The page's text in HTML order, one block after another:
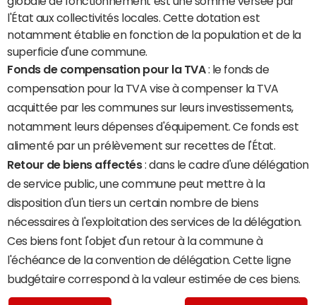
l'État aux collectivités locales. Cette dotation est
notamment établie en fonction de la population et de la
superficie d'une commune.
Fonds de compensation pour la TVA: le fonds de
compensation pour la TVA vise à compenser la TVA
acquittée par les communes sur leurs investissements,
notamment leurs dépenses d'équipement. Ce fonds est
alimenté par un prélèvement sur recettes de l'État.
Retour de biens affectés: dans le cadre d'une délégation
de service public, une commune peut mettre à la
disposition d'un tiers un certain nombre de biens
nécessaires à l'exploitation des services de la délégation.
Ces biens font l'objet d'un retour à la commune à
l'échéance de la convention de délégation. Cette ligne
budgétaire correspond à la valeur estimée de ces biens.